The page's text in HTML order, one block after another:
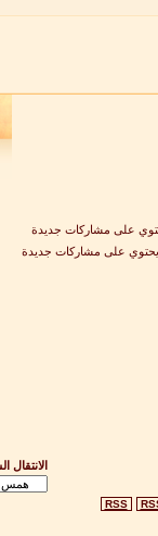
على مشاركات جديدة
على مشاركات جديدة
الانتقال
RSS